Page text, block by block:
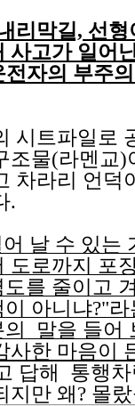
리막길, 선
사고가 일어
자의 부주
시트파일로
조물(라멘교)
차라리 언덕
.
날 수 있는
도로까지 포
를 줄이고
아니냐?"
말을 들어
사한 마음이
답해 통행
지만 왜? 몰